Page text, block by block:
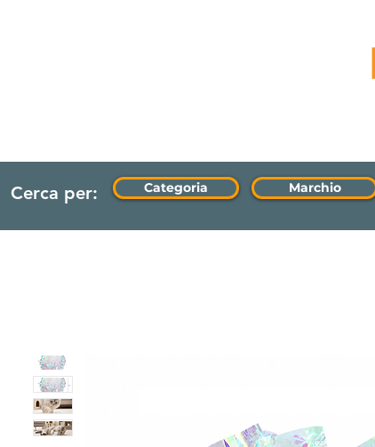
Cerca per: Categoria Marchio